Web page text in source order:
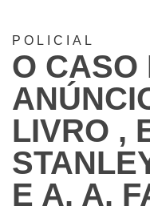
POLICIAL
O CASO
LIVRO ,
E A. A.